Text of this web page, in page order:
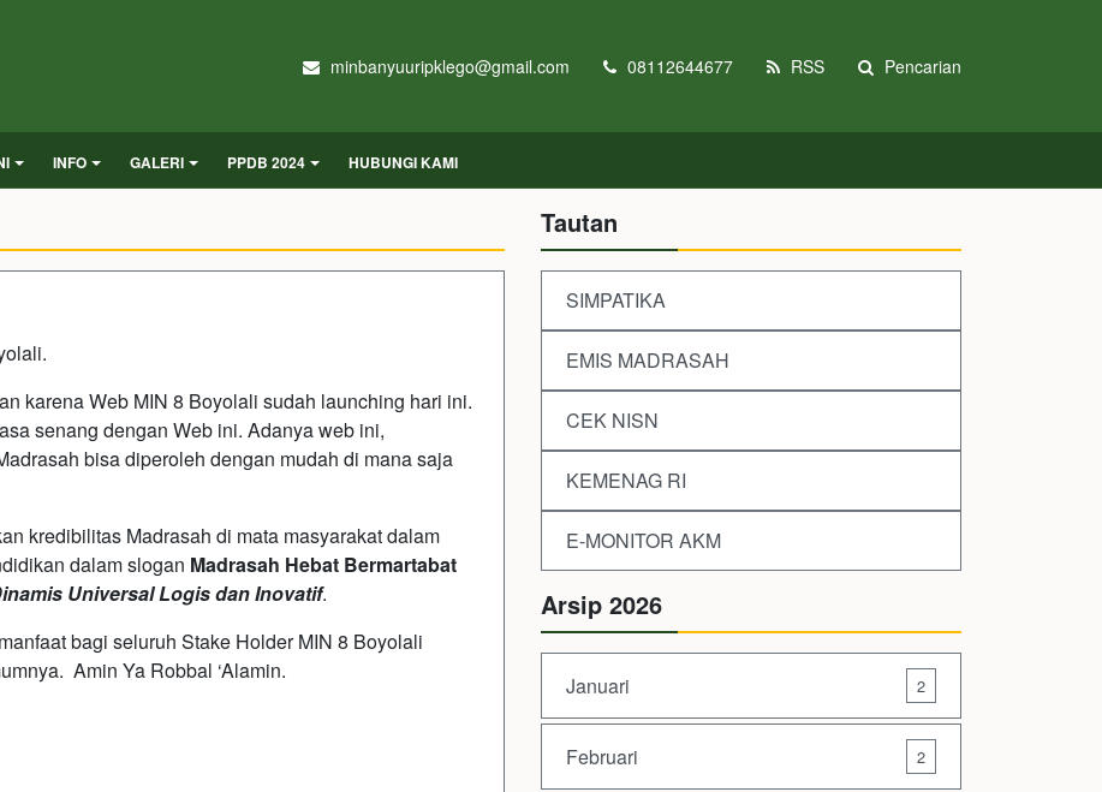
minbanyuuripklego@gmail.com 08112644677 RSS Pencarian
INFO GALERI PPDB 2024 HUBUNGI KAMI
karena Web MIN 8 Boyolali sudah launching hari ini.
senang dengan Web ini. Adanya web ini,
bisa diperoleh dengan mudah di mana saja
kredibilitas Madrasah di mata masyarakat dalam
dalam slogan Madrasah Hebat Bermartabat
Universal Logis dan Inovatif.
bagi seluruh Stake Holder MIN 8 Boyolali
Amin Ya Robbal ‘Alamin.
Tautan
SIMPATIKA
EMIS MADRASAH
CEK NISN
KEMENAG RI
E-MONITOR AKM
Arsip 2026
Januari 2
Februari 2